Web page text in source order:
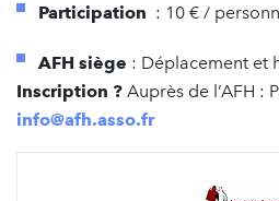
Participation : 10 € /
AFH siège : Déplacement et
Inscription ? Auprès de l’AFH :
info@afh.asso.fr